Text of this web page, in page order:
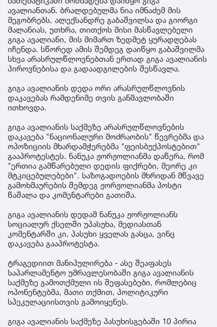
ავალიანთან. ბრალდებულმა ნია იმნაძემ მის
მეგობრებს, ალექსანდრე გაბაშვილსა და გიორგი
მალანიას, უთხრა, თითქოს მისი მასწავლებელი
გიგა ავალიანი, მის მიმართ ზედმეტ ყურადღებას
იჩენდა. სწორედ ამის შემდეგ დაიწყო გაბაშვილმა
სხვა არასრულწლოვნებთან ერთად გიგა ავალიანის
პიროვნებისა და გადაადგილების შესწავლა.
გიგა ავალიანის დედა ორი არასრულწლოვნის
დაკავებას რამდენიმე თვის განმავლობაში
ითხოვდა.
გიგა ავალიანის საქმეზე არასრულწლოვნების
დაკავება "ნაციონალური მოძრაობის" წევრებმა და
ოპოზიციის მხარდამჭერებმა "ფეისბუქპოსტებით"
გააპროტესტეს. ნანუკა ჟორჟოლიანმა დაწერა, რომ
"ერთია გამწარებული დედის ფიქრები, მეორე კი
მტკიცებულებები". საზოგადოების მხრიდან მწვავე
გამოხმაურების შემდეგ ჟორჟოლიანმა პოსტი
წაშალა და კომენტარები გათიშა.
გიგა ავალიანის დედამ ნანუკა ჟორჟოლიანს
სოციალურ ქსელში უპასუხა, მედიასთან
კომენტარში კი, პასუხი ყველას გასცა, ვინც
დაკავება გააპროტესტა.
ტრაგედიით მანიპულირება - ასე შეაფასეს
საპარლამენტო უმრავლესობაში გიგა ავალიანის
საქმეზე გამოთქმული ის შეფასებები, რომლებიც
ოპონენტებმა, მათი თქმით, პოლიტიკური
სპეკულაციისთვის გამოიყენეს.
გიგა ავალიანის საქმეზე პასუხისგებაში 10 პირია